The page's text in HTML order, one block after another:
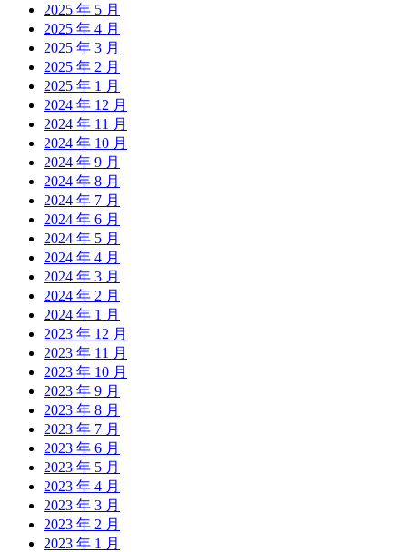
2025 年 5 月
2025 年 4 月
2025 年 3 月
2025 年 2 月
2025 年 1 月
2024 年 12 月
2024 年 11 月
2024 年 10 月
2024 年 9 月
2024 年 8 月
2024 年 7 月
2024 年 6 月
2024 年 5 月
2024 年 4 月
2024 年 3 月
2024 年 2 月
2024 年 1 月
2023 年 12 月
2023 年 11 月
2023 年 10 月
2023 年 9 月
2023 年 8 月
2023 年 7 月
2023 年 6 月
2023 年 5 月
2023 年 4 月
2023 年 3 月
2023 年 2 月
2023 年 1 月